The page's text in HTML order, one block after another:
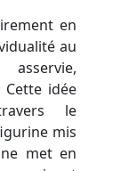
en
au
Cette idée
le
mis
met en